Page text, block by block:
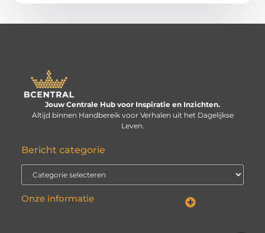
Jouw Centrale Hub voor Inspiratie en Inzichten.
Altijd binnen Handbereik voor Verhalen uit het Dagelijkse
Leven.
Bericht categorie
Onze informatie